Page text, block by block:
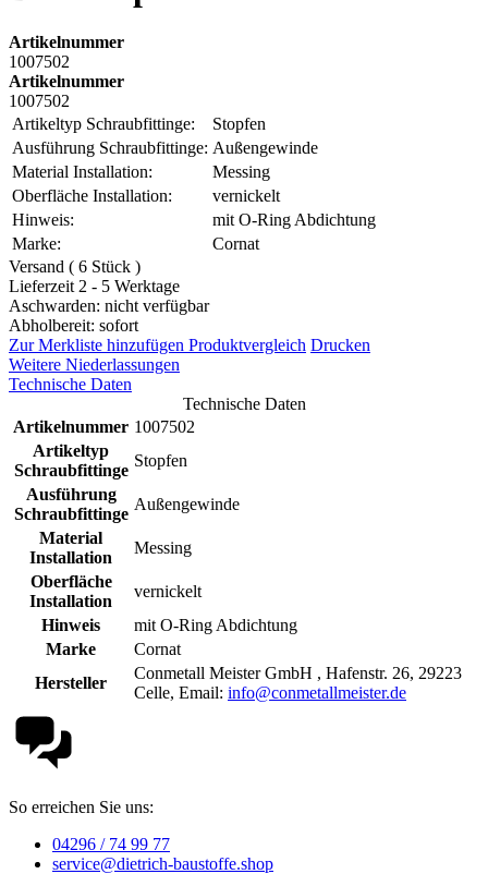
Artikelnummer
1007502
Artikelnummer
1007502
Artikeltyp Schraubfittinge:
Stopfen
Ausführung Schraubfittinge: Außengewinde
Material Installation:
Messing
Oberfläche Installation:
vernickelt
Hinweis:
mit O-Ring Abdichtung
Marke:
Cornat
Versand ( 6 Stück )
Lieferzeit 2 - 5 Werktage
Aschwarden: nicht verfügbar
Abholbereit: sofort
Zur Merkliste hinzufügen Produktvergleich Drucken
Weitere Niederlassungen
Technische Daten
Technische Daten
Artikelnummer 1007502
Artikeltyp
Schraubfittinge
Stopfen
Ausführung
Schraubfittinge
Außengewinde
Material
Installation
Messing
Oberfläche
Installation
vernickelt
Hinweis
mit O-Ring Abdichtung
Marke
Cornat
Hersteller
Conmetall Meister GmbH , Hafenstr. 26, 29223
Celle, Email: info@conmetallmeister.de
So erreichen Sie uns:
04296 / 74 99 77
service@dietrich-baustoffe.shop